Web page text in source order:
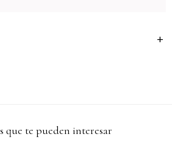
que te pueden interesar
Después como metodo de pago